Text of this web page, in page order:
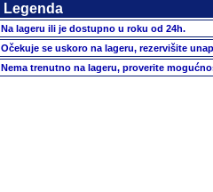
Legenda
Na lageru ili je dostupno u roku od 24h.
Očekuje se uskoro na lageru, rezervišite
Nema trenutno na lageru, proverite